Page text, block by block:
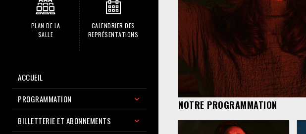
PLAN DE LA
SALLE
CALENDRIER DES
REPRÉSENTATIONS
ACCUEIL
PROGRAMMATION
BILLETTERIE ET ABONNEMENTS
NOTRE PROGRAMMATION